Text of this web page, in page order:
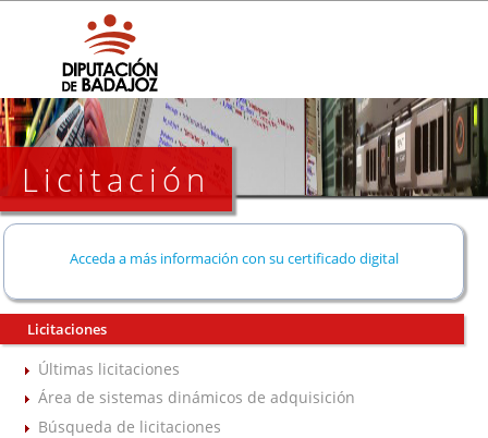
Licitación
Acceda a más información con su certificado digital
Licitaciones
Últimas licitaciones
Área de sistemas dinámicos de adquisición
Búsqueda de licitaciones